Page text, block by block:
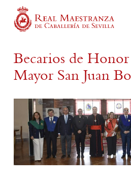
main
Becarios de
Mayor San Juan